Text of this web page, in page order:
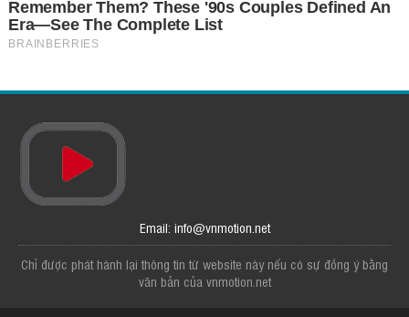
Email: info@vnmotion.net
Chỉ được phát hành lại thông tin từ website này nếu có sự đồng ý bằng
văn bản của vnmotion.net